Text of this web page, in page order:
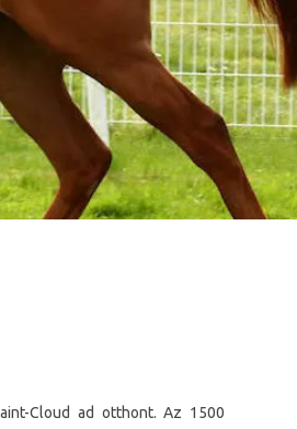
Cloud ad otthont. Az 1500